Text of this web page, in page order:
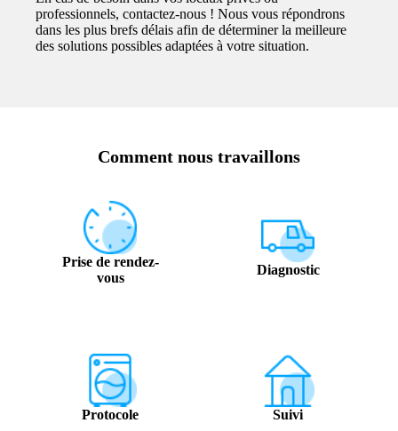
professionnels, contactez-nous ! Nous vous répondrons
dans les plus brefs délais afin de déterminer la meilleure
des solutions possibles adaptées à votre situation.
Comment nous travaillons
Prise de rendez-
vous
Diagnostic
Protocole Suivi